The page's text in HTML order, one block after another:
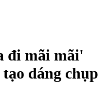
đi mãi mãi'
dáng chụp